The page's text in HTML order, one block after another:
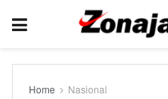
Home Nasional